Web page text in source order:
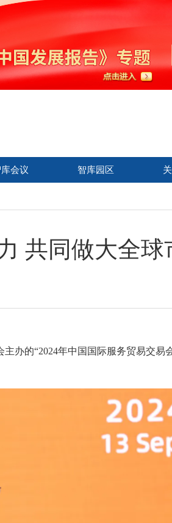
会议 智库园区
共同做大全球
办的“2024年中国国际服务贸易交易